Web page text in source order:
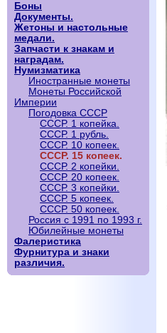
Боны
Документы.
Жетоны и настольные
медали.
Запчасти к знакам и
наградам.
Нумизматика
Иностранные монеты
Монеты Российской
Империи
Погодовка СССР
СССР. 1 копейка.
СССР. 1 рубль.
СССР. 10 копеек.
СССР. 15 копеек.
СССР. 2 копейки.
СССР. 20 копеек.
СССР. 3 копейки.
СССР. 5 копеек.
СССР. 50 копеек.
Россия с 1991 по 1993 г.
Юбилейные монеты
Фалеристика
Фурнитура и знаки
различия.